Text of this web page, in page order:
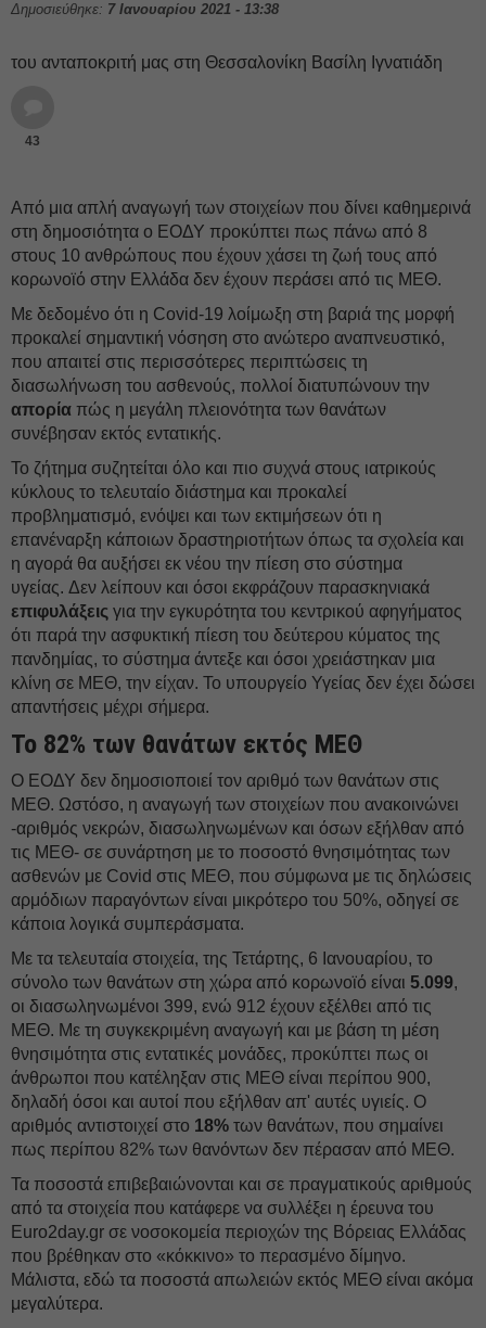
Δημοσιεύθηκε: 7 Ιανουαρίου 2021 - 13:38
του ανταποκριτή μας στη Θεσσαλονίκη Βασίλη Ιγνατιάδη
43
Από μια απλή αναγωγή των στοιχείων που δίνει καθημερινά
στη δημοσιότητα ο ΕΟΔΥ προκύπτει πως πάνω από 8
στους 10 ανθρώπους που έχουν χάσει τη ζωή τους από
κορωνοϊό στην Ελλάδα δεν έχουν περάσει από τις ΜΕΘ.
Με δεδομένο ότι η Covid-19 λοίμωξη στη βαριά της μορφή
προκαλεί σημαντική νόσηση στο ανώτερο αναπνευστικό,
που απαιτεί στις περισσότερες περιπτώσεις τη
διασωλήνωση του ασθενούς, πολλοί διατυπώνουν την
απορία πώς η μεγάλη πλειονότητα των θανάτων
συνέβησαν εκτός εντατικής.
Το ζήτημα συζητείται όλο και πιο συχνά στους ιατρικούς
κύκλους το τελευταίο διάστημα και προκαλεί
προβληματισμό, ενόψει και των εκτιμήσεων ότι η
επανέναρξη κάποιων δραστηριοτήτων όπως τα σχολεία και
η αγορά θα αυξήσει εκ νέου την πίεση στο σύστημα
υγείας. Δεν λείπουν και όσοι εκφράζουν παρασκηνιακά
επιφυλάξεις για την εγκυρότητα του κεντρικού αφηγήματος
ότι παρά την ασφυκτική πίεση του δεύτερου κύματος της
πανδημίας, το σύστημα άντεξε και όσοι χρειάστηκαν μια
κλίνη σε ΜΕΘ, την είχαν. Το υπουργείο Υγείας δεν έχει δώσει
απαντήσεις μέχρι σήμερα.
Το 82% των θανάτων εκτός ΜΕΘ
Ο ΕΟΔΥ δεν δημοσιοποιεί τον αριθμό των θανάτων στις
ΜΕΘ. Ωστόσο, η αναγωγή των στοιχείων που ανακοινώνει
-αριθμός νεκρών, διασωληνωμένων και όσων εξήλθαν από
τις ΜΕΘ- σε συνάρτηση με το ποσοστό θνησιμότητας των
ασθενών με Covid στις ΜΕΘ, που σύμφωνα με τις δηλώσεις
αρμόδιων παραγόντων είναι μικρότερο του 50%, οδηγεί σε
κάποια λογικά συμπεράσματα.
Με τα τελευταία στοιχεία, της Τετάρτης, 6 Ιανουαρίου, το
σύνολο των θανάτων στη χώρα από κορωνοϊό είναι 5.099,
οι διασωληνωμένοι 399, ενώ 912 έχουν εξέλθει από τις
ΜΕΘ. Με τη συγκεκριμένη αναγωγή και με βάση τη μέση
θνησιμότητα στις εντατικές μονάδες, προκύπτει πως οι
άνθρωποι που κατέληξαν στις ΜΕΘ είναι περίπου 900,
δηλαδή όσοι και αυτοί που εξήλθαν απ' αυτές υγιείς. Ο
αριθμός αντιστοιχεί στο 18% των θανάτων, που σημαίνει
πως περίπου 82% των θανόντων δεν πέρασαν από ΜΕΘ.
Τα ποσοστά επιβεβαιώνονται και σε πραγματικούς αριθμούς
από τα στοιχεία που κατάφερε να συλλέξει η έρευνα του
Euro2day.gr σε νοσοκομεία περιοχών της Βόρειας Ελλάδας
που βρέθηκαν στο «κόκκινο» το περασμένο δίμηνο.
Μάλιστα, εδώ τα ποσοστά απωλειών εκτός ΜΕΘ είναι ακόμα
μεγαλύτερα.